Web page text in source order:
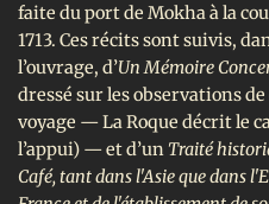
faite du port de Mokha à la
1713. Ces récits sont suivis,
l’ouvrage, d’Un Mémoire
dressé sur les observations
voyage — La Roque décrit le
l’appui) — et d’un Traité
Café, tant dans l'Asie que dans